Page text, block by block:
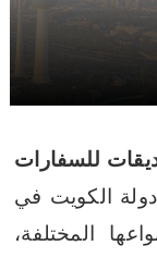
للسفارات
الكويت في
المختلفة،